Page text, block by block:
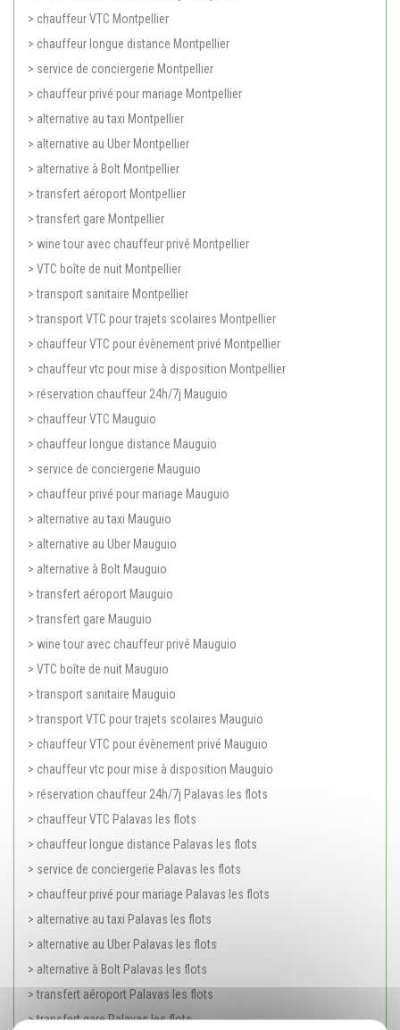
> chauffeur VTC Montpellier
> chauffeur longue distance Montpellier
> service de conciergerie Montpellier
> chauffeur privé pour mariage Montpellier
> alternative au taxi Montpellier
> alternative au Uber Montpellier
> alternative à Bolt Montpellier
> transfert aéroport Montpellier
> transfert gare Montpellier
> wine tour avec chauffeur privé Montpellier
> VTC boîte de nuit Montpellier
> transport sanitaire Montpellier
> transport VTC pour trajets scolaires Montpellier
> chauffeur VTC pour évènement privé Montpellier
> chauffeur vtc pour mise à disposition Montpellier
> réservation chauffeur 24h/7j Mauguio
> chauffeur VTC Mauguio
> chauffeur longue distance Mauguio
> service de conciergerie Mauguio
> chauffeur privé pour mariage Mauguio
> alternative au taxi Mauguio
> alternative au Uber Mauguio
> alternative à Bolt Mauguio
> transfert aéroport Mauguio
> transfert gare Mauguio
> wine tour avec chauffeur privé Mauguio
> VTC boîte de nuit Mauguio
> transport sanitaire Mauguio
> transport VTC pour trajets scolaires Mauguio
> chauffeur VTC pour évènement privé Mauguio
> chauffeur vtc pour mise à disposition Mauguio
> réservation chauffeur 24h/7j Palavas les flots
> chauffeur VTC Palavas les flots
> chauffeur longue distance Palavas les flots
> service de conciergerie Palavas les flots
> chauffeur privé pour mariage Palavas les flots
> alternative au taxi Palavas les flots
> alternative au Uber Palavas les flots
> alternative à Bolt Palavas les flots
> transfert aéroport Palavas les flots
> transfert gare Palavas les flots